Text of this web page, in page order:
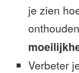
je zien
Verbeter